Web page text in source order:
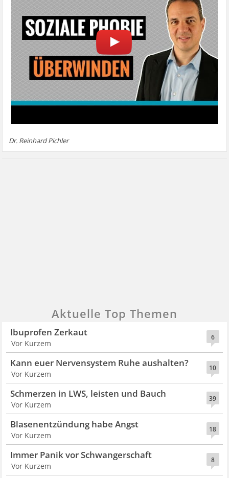
Dr. Reinhard Pichler
Aktuelle Top Themen
6
Ibuprofen Zerkaut
Vor Kurzem
10
Kann euer Nervensystem Ruhe aushalten?
Vor Kurzem
39
Schmerzen in LWS, leisten und Bauch
Vor Kurzem
18
Blasenentzündung habe Angst
Vor Kurzem
8
Immer Panik vor Schwangerschaft
Vor Kurzem